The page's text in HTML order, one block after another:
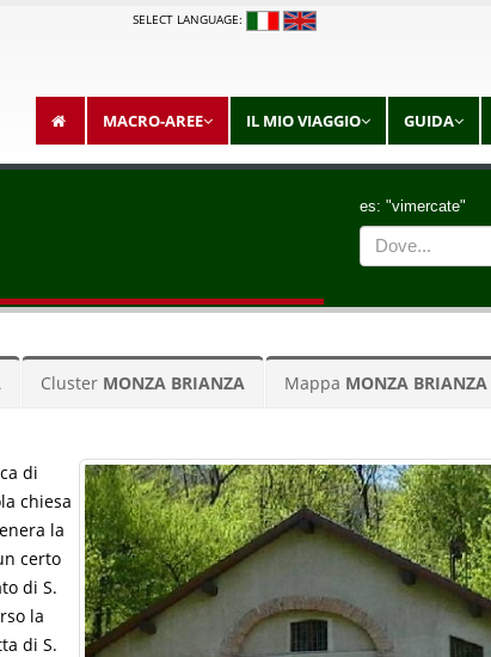
SELECT LANGUAGE:
MACRO-AREE IL MIO VIAGGIO GUIDA
es: "vimercate"
Cluster MONZA BRIANZA Mappa MONZA BRIANZA
di
chiesa
la
certo
di S.
la
di S.